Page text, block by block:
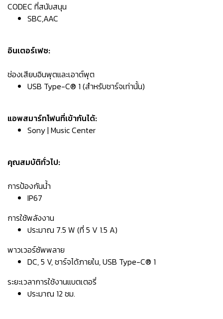
CODEC ที่สนับสนุน
SBC,AAC
อินเตอร์เฟซ:
ช่องเสียบอินพุตและเอาต์พุต
USB Type-C® 1 (สำหรับชาร์จเท่านั้น)
แอพสมาร์ทโฟนที่เข้ากันได้:
Sony | Music Center
คุณสมบัติทั่วไป:
การป้องกันน้ำ
IP67
การใช้พลังงาน
ประมาณ 7.5 W (ที่ 5 V 1.5 A)
พาวเวอร์ซัพพลาย
DC, 5 V, ชาร์จได้ภายใน, USB Type-C® 1
ระยะเวลาการใช้งานแบตเตอรี่
ประมาณ 12 ชม.